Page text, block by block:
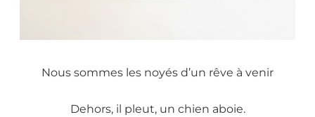
Nous sommes les noyés d’un rêve à venir
Dehors, il pleut, un chien aboie.